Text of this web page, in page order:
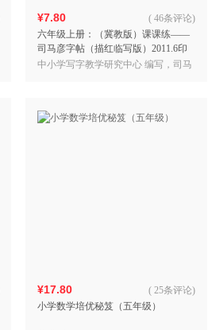
¥7.80
六年级上册：（冀教版）课课练——
司马彦字帖（描红临写版）2011.6印
刷
( 46条评论)
中小学写字教学研究中心 编写，司马
¥17.80
小学数学培优秘笈（五年级）
( 25条评论)